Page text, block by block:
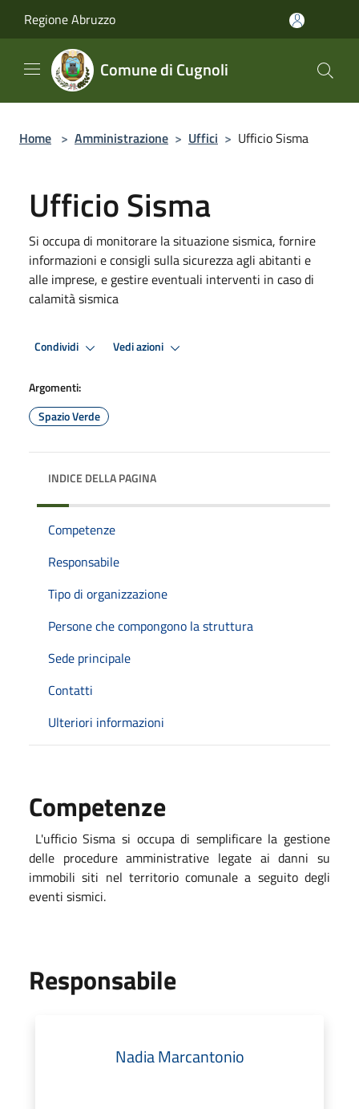
Regione Abruzzo
Comune di Cugnoli
Home > Amministrazione > Uffici > Ufficio Sisma
Ufficio Sisma
Si occupa di monitorare la situazione sismica, fornire
informazioni e consigli sulla sicurezza agli abitanti e
alle imprese, e gestire eventuali interventi in caso di
calamità sismica
Condividi Vedi azioni
Argomenti:
Spazio Verde
INDICE DELLA PAGINA
Competenze
Responsabile
Tipo di organizzazione
Persone che compongono la struttura
Sede principale
Contatti
Ulteriori informazioni
Competenze
L'ufficio Sisma si occupa di semplificare la gestione
delle procedure amministrative legate ai danni su
immobili siti nel territorio comunale a seguito degli
eventi sismici.
Responsabile
Nadia Marcantonio